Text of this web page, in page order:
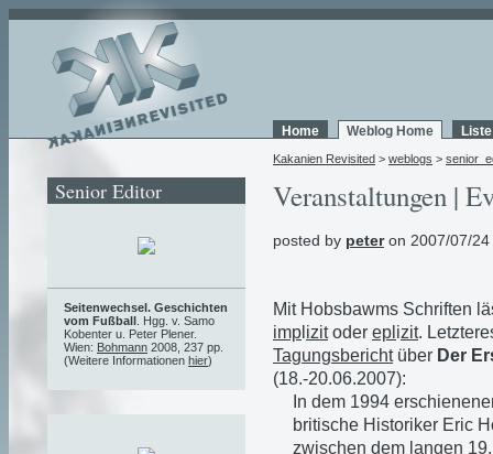
Home Weblog Home
Kakanien Revisited > weblogs >
Veranstaltungen |
posted by peteron 2007/07/24
Mit Hobsbawms Schriften
imp izitoder epl izit.
Tagungsberichtüber Der
(18.-20.06.2007):
In dem 1994
britische Historiker Eric
zwischen dem langen
Senior Editor
Seitenwechsel. Geschichten
vom Fußball . Hgg. v. Samo
Kobenter u. Peter Plener.
Wien: Bohmann 2008, 237 pp.
(Weitere Informationen hier)